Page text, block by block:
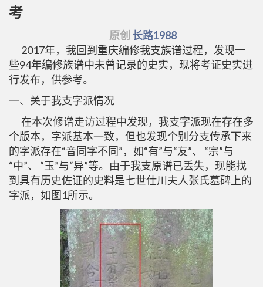
考
原创 长路1988
2017年，我回到重庆编修我支族谱过程，发现一
些94年编修族谱中未曾记录的史实，现将考证史实进
行发布，供参考。
一、关于我支字派情况
在本次修谱走访过程中发现，我支字派现在存在多
个版本，字派基本一致，但也发现个别分支传承下来
的字派存在“音同字不同”，如“有”与“友”、 “宗”与
“中”、 “玉”与“异”等。由于我支原谱已丢失，现能找
到具有历史佐证的史料是七世仕川夫人张氏墓碑上的
字派，如图1所示。